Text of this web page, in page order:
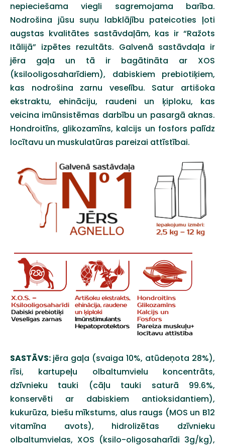
nepieciešama viegli sagremojama barība.
Nodrošina jūsu suņu labklājību pateicoties ļoti
augstas kvalitātes sastāvdaļām, kas ir “Ražots
Itālijā” izpētes rezultāts. Galvenā sastāvdaļa ir
jēra gaļa un tā ir bagātināta ar XOS
(ksilooligosaharīdiem), dabiskiem prebiotiķiem,
kas nodrošina zarnu veselību. Satur artišoka
ekstraktu, ehināciju, raudeni un ķiploku, kas
veicina imūnsistēmas darbību un pasargā aknas.
Hondroitīns, glikozamīns, kalcijs un fosfors palīdz
locītavu un muskulatūras pareizai attīstībai.
SASTĀVS: jēra gaļa (svaiga 10%, atūdeņota 28%),
rīsi, kartupeļu olbaltumvielu koncentrāts,
dzīvnieku tauki (cāļu tauki saturā 99.6%,
konservēti ar dabiskiem antioksidantiem),
kukurūza, biešu mīkstums, alus raugs (MOS un B12
vitamīna avots), hidrolizētas dzīvnieku
olbaltumvielas, XOS (ksilo-oligosaharīdi 3g/kg),